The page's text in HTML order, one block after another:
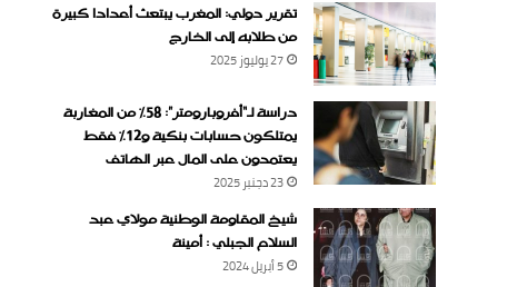
تقرير دولي: المغرب يبتعث أعدادا كبيرة
من طلابه إلى الخارج
27 يوليوز 2025
دراسة لـ“أفروبارومتر”: 58٪ من المغاربة
يمتلكون حسابات بنكية و12٪ فقط
يعتمدون على المال عبر الهاتف
23 دجنبر 2025
شيخ المقاومة الوطنية مولاي عبد
السلام الجبلي : أمينة
5 أبريل 2024